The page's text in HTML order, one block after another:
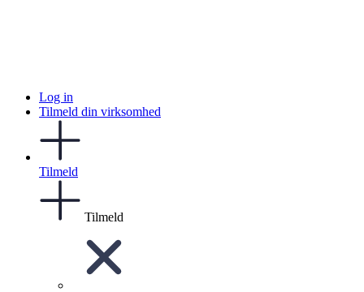
Log in
Tilmeld din virksomhed
Tilmeld
Tilmeld